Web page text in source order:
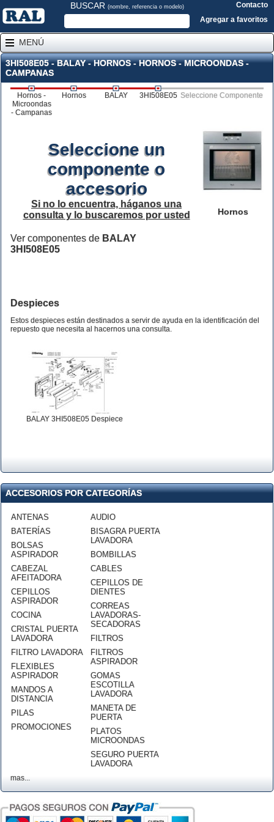
BUSCAR (nombre, referencia o modelo)
Contacto
Agregar a favoritos
MENÚ
3HI508E05 - BALAY - HORNOS - HORNOS - MICROONDAS -
CAMPANAS
Hornos -
Microondas
- Campanas
Hornos BALAY 3HI508E05 Seleccione Componente
Hornos
Seleccione un
componente o
accesorio
Si no lo encuentra, háganos una
consulta y lo buscaremos por usted
Ver componentes de BALAY
3HI508E05
Despieces
Estos despieces están destinados a servir de ayuda en la identificación del
repuesto que necesita al hacernos una consulta.
BALAY 3HI508E05 Despiece
ACCESORIOS POR CATEGORÍAS
ANTENAS
BATERÍAS
BOLSAS
ASPIRADOR
CABEZAL
AFEITADORA
CEPILLOS
ASPIRADOR
COCINA
CRISTAL PUERTA
LAVADORA
FILTRO LAVADORA
FLEXIBLES
ASPIRADOR
MANDOS A
DISTANCIA
PILAS
PROMOCIONES
AUDIO
BISAGRA PUERTA
LAVADORA
BOMBILLAS
CABLES
CEPILLOS DE
DIENTES
CORREAS
LAVADORAS-
SECADORAS
FILTROS
FILTROS
ASPIRADOR
GOMAS
ESCOTILLA
LAVADORA
MANETA DE
PUERTA
PLATOS
MICROONDAS
SEGURO PUERTA
LAVADORA
mas...